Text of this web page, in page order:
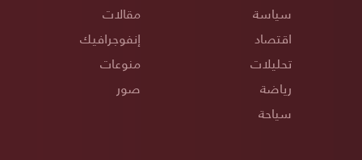
سياسة
اقتصاد
تحليلات
رياضة
سياحة
مقالات
إنفوجرافيك
منوعات
صور